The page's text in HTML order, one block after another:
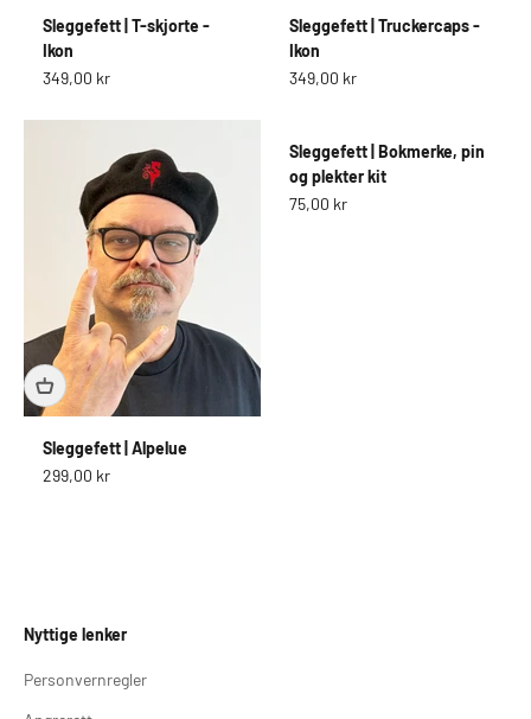
Sleggefett | T-skjorte -
Ikon
Salgspris
349,00 kr
Sleggefett | Truckercaps -
Ikon
Salgspris
349,00 kr
Sleggefett | Alpelue
Salgspris
299,00 kr
Sleggefett | Bokmerke, pin
og plekter kit
Salgspris
75,00 kr
Nyttige lenker
Personvernregler